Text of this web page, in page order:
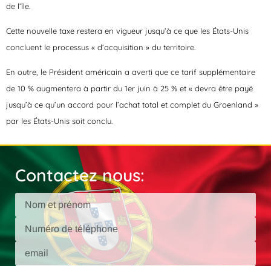
de l’île.
Cette nouvelle taxe restera en vigueur jusqu’à ce que les États-Unis
concluent le processus « d’acquisition » du territoire.
En outre, le Président américain a averti que ce tarif supplémentaire
de 10 % augmentera à partir du 1er juin à 25 % et « devra être payé
jusqu’à ce qu’un accord pour l’achat total et complet du Groenland »
par les États-Unis soit conclu.
Contactez nous: